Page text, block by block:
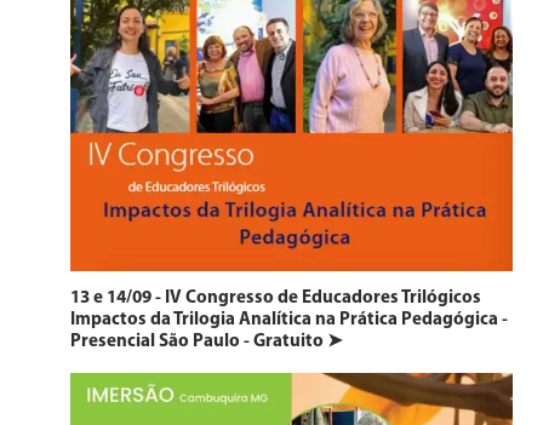
13 e 14/09 - IV Congresso de Educadores Trilógicos
Impactos da Trilogia Analítica na Prática Pedagógica -
Presencial São Paulo - Gratuito ➤